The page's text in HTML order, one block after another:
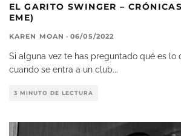
EL GARITO SWINGER –
EME)
KAREN MOAN · 06/05/2022
Si alguna vez te has preguntado qué es lo
cuando se entra a un club...
3 MINUTO DE LECTURA